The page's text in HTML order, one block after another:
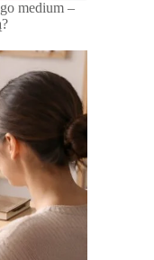
medium –